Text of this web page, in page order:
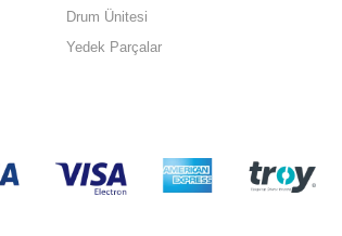
Drum Ünitesi
Yedek Parçalar